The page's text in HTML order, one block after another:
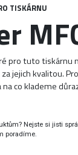
TISKÁRNU
pro tuto tiskárnu
jejich kvalitou.
co klademe
Nejste si jisti
poradíme.